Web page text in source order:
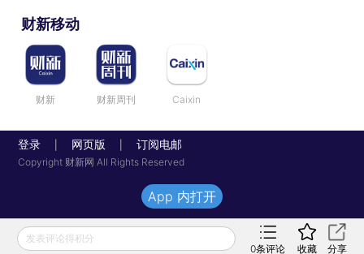
财新移动
财新 财新周刊 Caixin
登录 网页版 订阅电邮
Copyright 财新网 All Rights Reserved
发表评论得积分
0条评论 收藏 分享
App 内打开